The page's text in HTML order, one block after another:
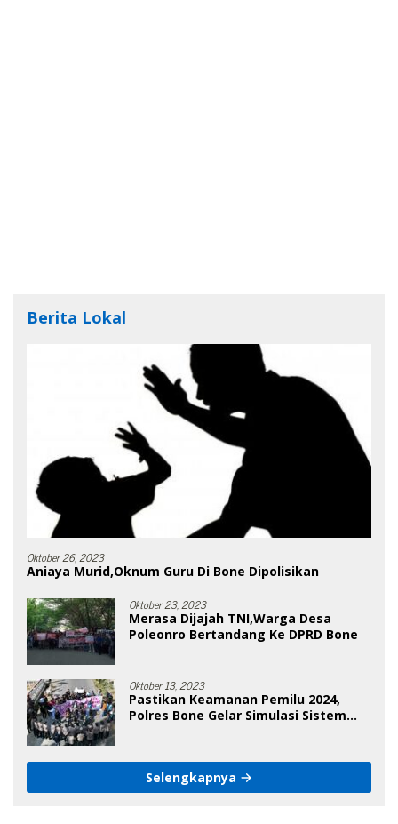
Berita Lokal
Oktober 26, 2023
Aniaya Murid,Oknum Guru Di Bone Dipolisikan
Oktober 23, 2023
Merasa Dijajah TNI,Warga Desa
Poleonro Bertandang Ke DPRD Bone
Oktober 13, 2023
Pastikan Keamanan Pemilu 2024,
Polres Bone Gelar Simulasi Sistem
Selengkapnya